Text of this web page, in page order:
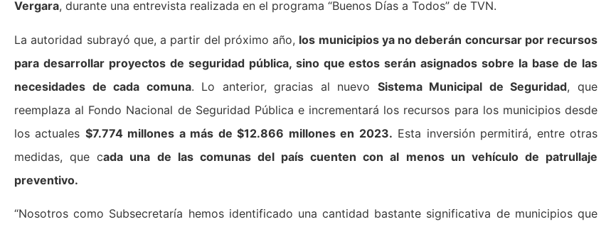
Vergara, durante una entrevista realizada en el programa “Buenos Días a Todos” de TVN.
La autoridad subrayó que, a partir del próximo año, los municipios ya no deberán concursar por recursos
para desarrollar proyectos de seguridad pública, sino que estos serán asignados sobre la base de las
necesidades de cada comuna. Lo anterior, gracias al nuevo Sistema Municipal de Seguridad, que
reemplaza al Fondo Nacional de Seguridad Pública e incrementará los recursos para los municipios desde
los actuales $7.774 millones a más de $12.866 millones en 2023. Esta inversión permitirá, entre otras
medidas, que cada una de las comunas del país cuenten con al menos un vehículo de patrullaje
preventivo.
“Nosotros como Subsecretaría hemos identificado una cantidad bastante significativa de municipios que